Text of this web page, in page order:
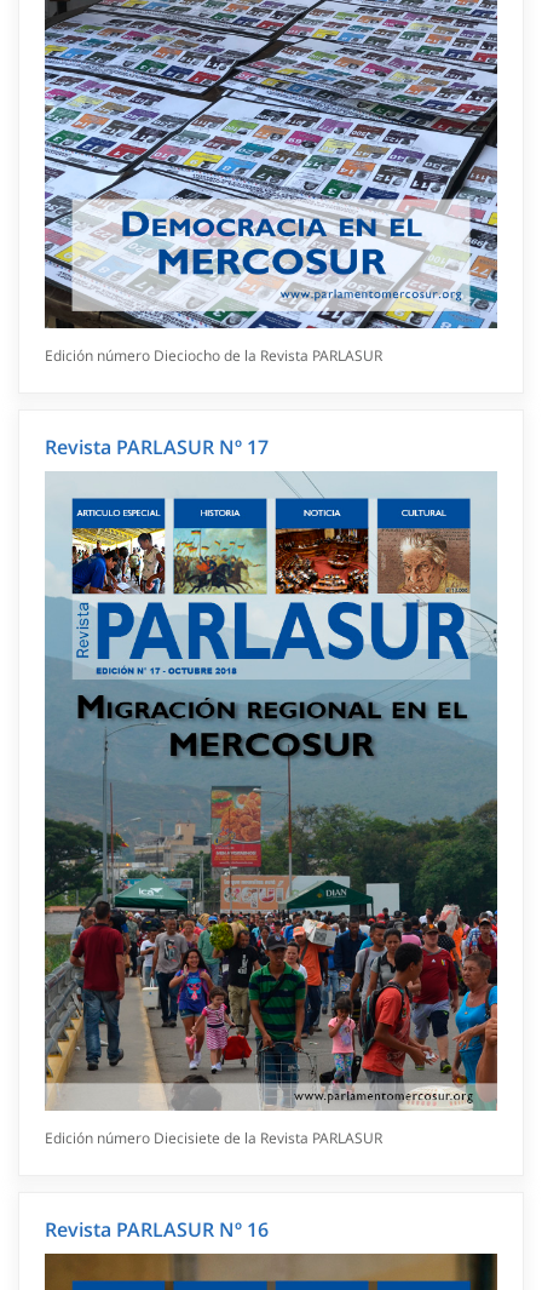
Edición número Dieciocho de la Revista PARLASUR
Revista PARLASUR Nº 17
Edición número Diecisiete de la Revista PARLASUR
Revista PARLASUR Nº 16